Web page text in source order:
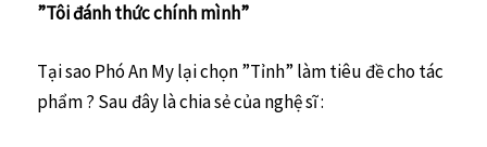
”Tôi đánh thức chính mình”
Tại sao Phó An My lại chọn ”Tỉnh” làm tiêu đề cho tác
phẩm ? Sau đây là chia sẻ của nghệ sĩ :